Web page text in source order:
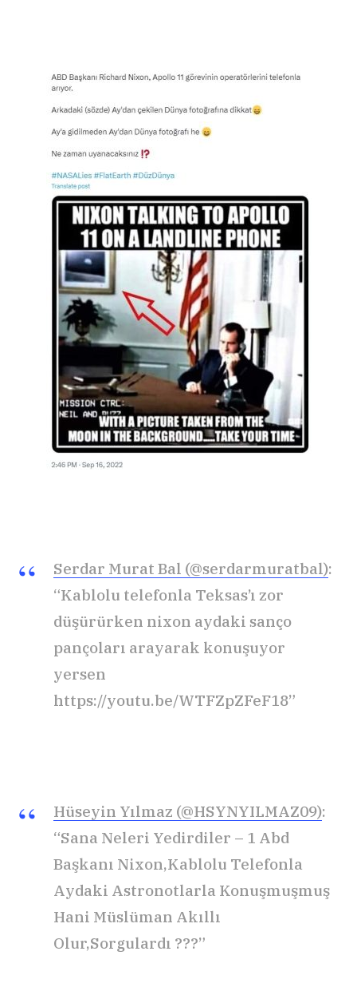
Serdar Murat Bal (@serdarmuratbal):
“Kablolu telefonla Teksas’ı zor
düşürürken nixon aydaki sanço
pançoları arayarak konuşuyor
yersen
https://youtu.be/WTFZpZFeF18”
Hüseyin Yılmaz (@HSYNYILMAZ09):
“Sana Neleri Yedirdiler – 1 Abd
Başkanı Nixon,Kablolu Telefonla
Aydaki Astronotlarla Konuşmuşmuş
Hani Müslüman Akıllı
Olur,Sorgulardı ???”